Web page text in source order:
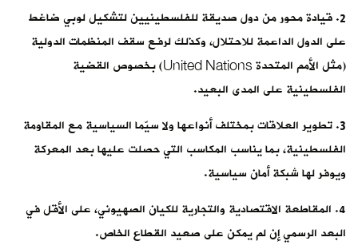
2. قيادة محور من دول صديقة للفلسطينيين لتشكيل لوبي ضاغط
على الدول الداعمة للاحتلال، وكذلك لرفع سقف المنظمات الدولية
(مثل الأمم المتحدة United Nations) بخصوص القضية
الفلسطينية على المدى البعيد.
3. تطوير العلاقات بمختلف أنواعها ولا سيّما السياسية مع المقاومة
الفلسطينية، بما يناسب المكاسب التي حصلت عليها بعد المعركة
ويوفر لها شبكة أمان سياسية.
4. المقاطعة الاقتصادية والتجارية للكيان الصهيوني، على الأقل في
البعد الرسمي إن لم يمكن على صعيد القطاع الخاص.